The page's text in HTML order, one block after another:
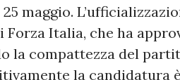
maggio.
Forza Italia, che ha
la compattezza del
la